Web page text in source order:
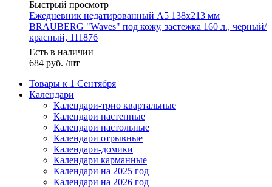
Быстрый просмотр
Ежедневник недатированный А5 138x213 мм
BRAUBERG "Waves" под кожу, застежка 160 л., черный/
красный, 111876
Есть в наличии
684 руб. /шт
Товары к 1 Сентября
Календари
Календари-трио квартальные
Календари настенные
Календари настольные
Календари отрывные
Календари-домики
Календари карманные
Календари на 2025 год
Календари на 2026 год